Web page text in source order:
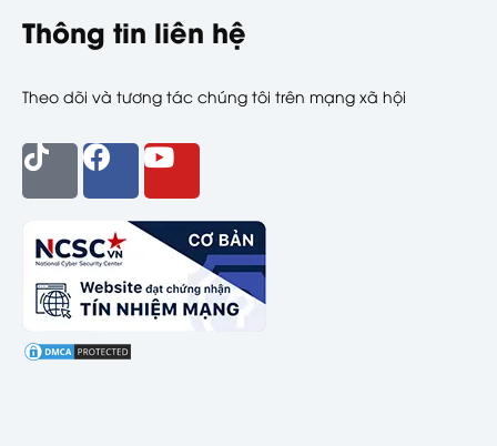
Thông tin liên hệ
Theo dõi và tương tác chúng tôi trên mạng xã hội